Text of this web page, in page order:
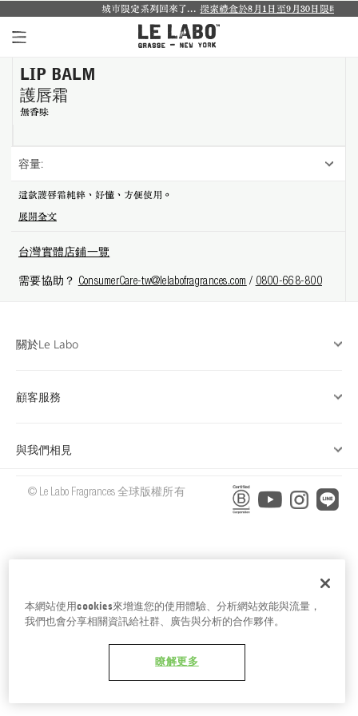
個人香氛系列
室內香氛系列
別緻小物
探索體驗裝
城市限定系列回來了...探索禮盒於8月1日至9月30日限時登場.
LIP BALM
護唇霜
無香味
容量:
這款護唇霜純粹、好懂、方便使用。
展開全文
台灣實體店鋪一覽
需要協助？ ConsumerCare-tw@lelabofragrances.com / 0800-668-800
關於Le Labo
顧客服務
與我們相見
© Le Labo Fragrances 全球版權所有
本網站使用cookies來增進您的使用體驗、分析網站效能與流量，
我們也會分享相關資訊給社群、廣告與分析的合作夥伴。
瞭解更多